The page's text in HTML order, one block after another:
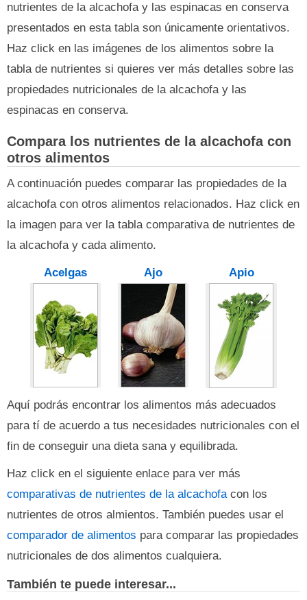
nutrientes de la alcachofa y las espinacas en conserva
presentados en esta tabla son únicamente orientativos.
Haz click en las imágenes de los alimentos sobre la
tabla de nutrientes si quieres ver más detalles sobre las
propiedades nutricionales de la alcachofa y las
espinacas en conserva.
Compara los nutrientes de la alcachofa con
otros alimentos
A continuación puedes comparar las propiedades de la
alcachofa con otros alimentos relacionados. Haz click en
la imagen para ver la tabla comparativa de nutrientes de
la alcachofa y cada alimento.
Acelgas Ajo Apio
Aquí podrás encontrar los alimentos más adecuados
para tí de acuerdo a tus necesidades nutricionales con el
fin de conseguir una dieta sana y equilibrada.
Haz click en el siguiente enlace para ver más
comparativas de nutrientes de la alcachofacon los
nutrientes de otros almientos. También puedes usar el
comparador de alimentos para comparar las propiedades
nutricionales de dos alimentos cualquiera.
También te puede interesar...